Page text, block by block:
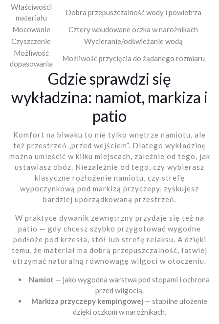
Właściwości
materiału
Dobra przepuszczalność wody i powietrza
Mocowanie
Cztery wbudowane oczka w narożnikach
Czyszczenie
Wycieranie/odświeżanie wodą
Możliwość
dopasowania
Możliwość przycięcia do żądanego rozmiaru
Gdzie sprawdzi się
wykładzina: namiot, markiza i
patio
Komfort na biwaku to nie tylko wnętrze namiotu, ale
też przestrzeń „przed wejściem”. Dlatego wykładzinę
można umieścić w kilku miejscach, zależnie od tego, jak
ustawiasz obóz. Niezależnie od tego, czy wybierasz
klasyczne rozłożenie namiotu, czy strefę
wypoczynkową pod markizą przyczepy, zyskujesz
bardziej uporządkowaną przestrzeń.
W praktyce dywanik zewnętrzny przydaje się też na
patio — gdy chcesz szybko przygotować wygodne
podłoże pod krzesła, stół lub strefę relaksu. A dzięki
temu, że materiał ma dobrą przepuszczalność, łatwiej
utrzymać naturalną równowagę wilgoci w otoczeniu.
Namiot — jako wygodna warstwa pod stopami i ochrona
przed wilgocią.
Markiza przyczepy kempingowej — stabilne ułożenie
dzięki oczkom w narożnikach.